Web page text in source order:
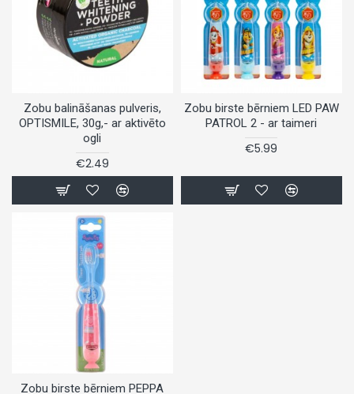
Zobu balināšanas pulveris,
OPTISMILE, 30g,- ar aktivēto
ogli
€2.49
Zobu birste bērniem LED PAW
PATROL 2 - ar taimeri
€5.99
Zobu birste bērniem PEPPA